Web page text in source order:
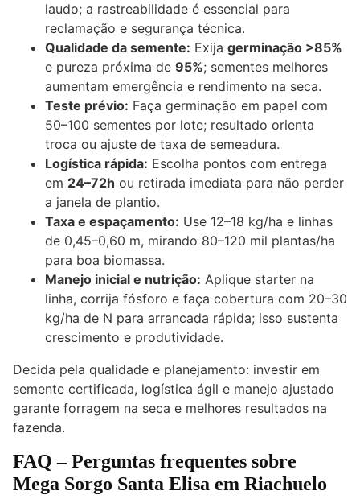
laudo; a rastreabilidade é essencial para
reclamação e segurança técnica.
Qualidade da semente: Exija germinação >85%
e pureza próxima de 95%; sementes melhores
aumentam emergência e rendimento na seca.
Teste prévio: Faça germinação em papel com
50–100 sementes por lote; resultado orienta
troca ou ajuste de taxa de semeadura.
Logística rápida: Escolha pontos com entrega
em 24–72h ou retirada imediata para não perder
a janela de plantio.
Taxa e espaçamento: Use 12–18 kg/ha e linhas
de 0,45–0,60 m, mirando 80–120 mil plantas/ha
para boa biomassa.
Manejo inicial e nutrição: Aplique starter na
linha, corrija fósforo e faça cobertura com 20–30
kg/ha de N para arrancada rápida; isso sustenta
crescimento e produtividade.
Decida pela qualidade e planejamento: investir em
semente certificada, logística ágil e manejo ajustado
garante forragem na seca e melhores resultados na
fazenda.
FAQ – Perguntas frequentes sobre
Mega Sorgo Santa Elisa em Riachuelo